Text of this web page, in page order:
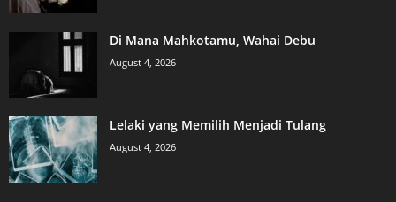
Di Mana Mahkotamu, Wahai Debu
August 4, 2026
Lelaki yang Memilih Menjadi Tulang
August 4, 2026